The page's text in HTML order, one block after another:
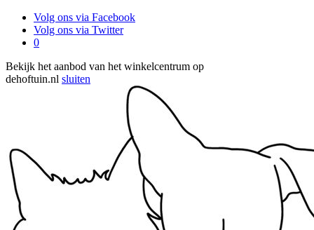
Volg ons via Facebook
Volg ons via Twitter
0
Bekijk het aanbod van het winkelcentrum op
dehoftuin.nl sluiten